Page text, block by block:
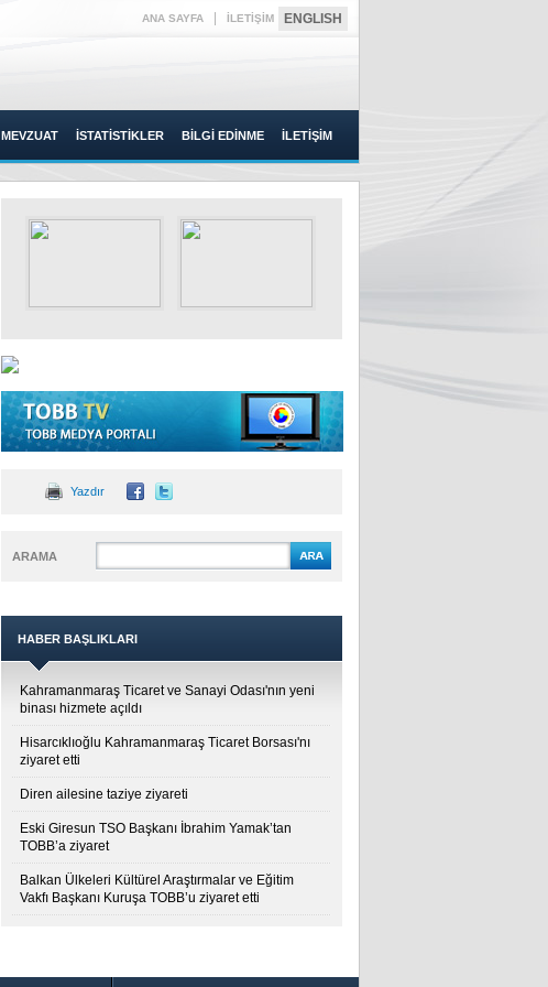
ANA SAYFA İLETİŞİM ENGLISH
MEVZUAT İSTATİSTİKLER BİLGİ EDİNME İLETİŞİM
Yazdır
ARAMA
HABER BAŞLIKLARI
Kahramanmaraş Ticaret ve Sanayi Odası'nın yeni
binası hizmete açıldı
Hisarcıklıoğlu Kahramanmaraş Ticaret Borsası'nı
ziyaret etti
Diren ailesine taziye ziyareti
Eski Giresun TSO Başkanı İbrahim Yamak’tan
TOBB’a ziyaret
Balkan Ülkeleri Kültürel Araştırmalar ve Eğitim
Vakfı Başkanı Kuruşa TOBB’u ziyaret etti